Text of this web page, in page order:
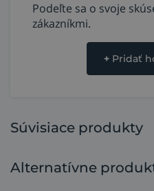
Podeľte sa o svoje
zákazníkmi.
+ Pridať
Súvisiace produkty
Alternatívne